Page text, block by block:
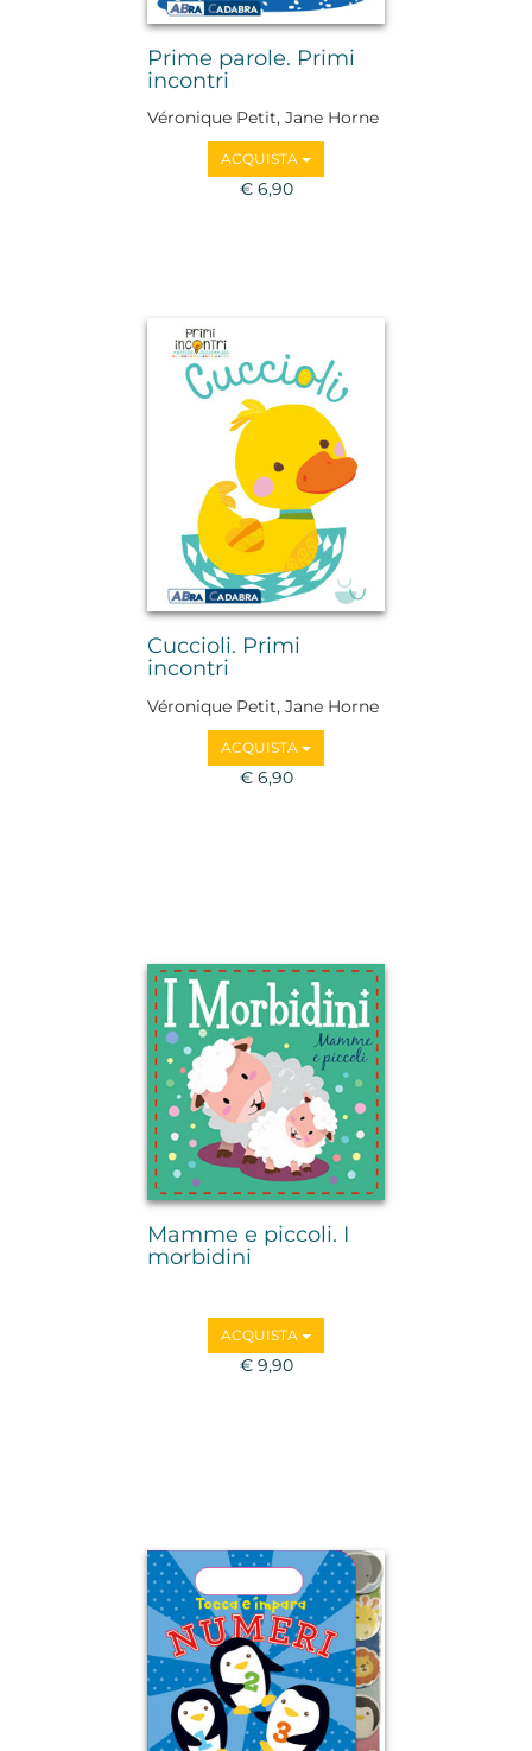
Prime parole. Primi
incontri
Véronique Petit, Jane Horne
ACQUISTA
€ 6,90
Cuccioli. Primi
incontri
Véronique Petit, Jane Horne
ACQUISTA
€ 6,90
Mamme e piccoli. I
morbidini
ACQUISTA
€ 9,90